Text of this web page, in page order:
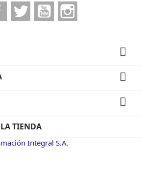
FacebookTwitter YouTube



TIENDA
Integral S.A.